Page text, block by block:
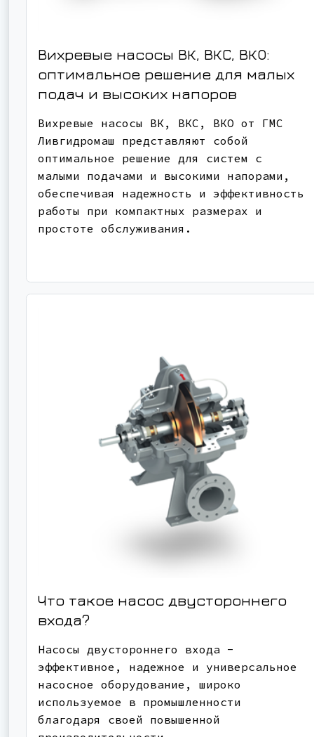
Вихревые насосы ВК, ВКС, ВКО:
оптимальное решение для малых
подач и высоких напоров
Вихревые насосы ВК, ВКС, ВКО от ГМС
Ливгидромаш представляют собой
оптимальное решение для систем с
малыми подачами и высокими напорами,
обеспечивая надежность и эффективность
работы при компактных размерах и
простоте обслуживания.
Что такое насос двустороннего
входа?
Насосы двустороннего входа -
эффективное, надежное и универсальное
насосное оборудование, широко
используемое в промышленности
благодаря своей повышенной